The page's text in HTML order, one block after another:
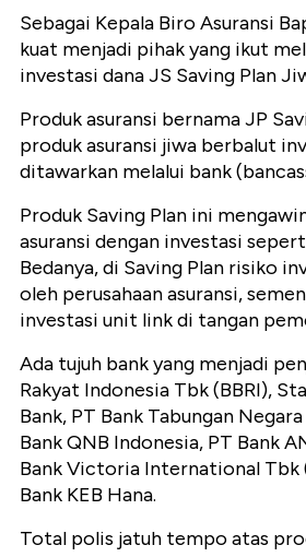
Sebagai Kepala Biro Asuransi
kuat menjadi pihak yang ikut
investasi dana JS Saving Plan
Produk asuransi bernama JP
produk asuransi jiwa berbalut
ditawarkan melalui bank
Produk Saving Plan ini
asuransi dengan investasi
Bedanya, di Saving Plan risiko
oleh perusahaan asuransi,
investasi unit link di tangan
Ada tujuh bank yang menjadi
Rakyat Indonesia Tbk (BBRI),
Bank, PT Bank Tabungan
Bank QNB Indonesia, PT Bank
Bank Victoria International Tbk
Bank KEB Hana.
Total polis jatuh tempo atas